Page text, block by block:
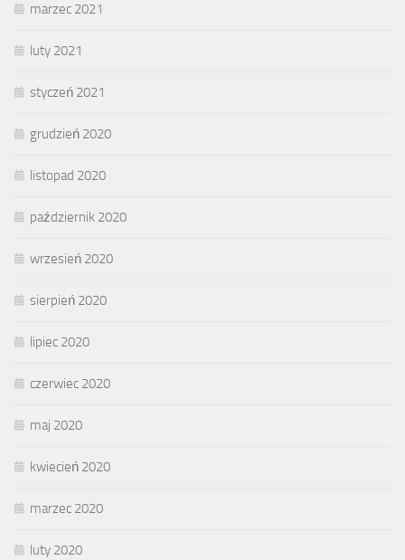
marzec 2021
luty 2021
styczeń 2021
grudzień 2020
listopad 2020
październik 2020
wrzesień 2020
sierpień 2020
lipiec 2020
czerwiec 2020
maj 2020
kwiecień 2020
marzec 2020
luty 2020